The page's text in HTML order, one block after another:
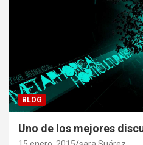
BLOG
Uno de los mejores